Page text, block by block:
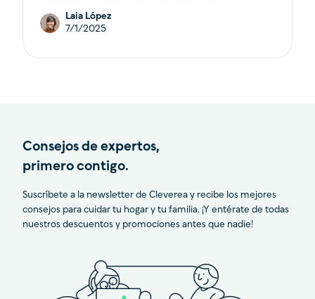
Laia López
7/1/2025
Consejos de expertos,
primero contigo.
Suscríbete a la newsletter de Cleverea y recibe los mejores
consejos para cuidar tu hogar y tu familia. ¡Y entérate de todas
nuestros descuentos y promociones antes que nadie!